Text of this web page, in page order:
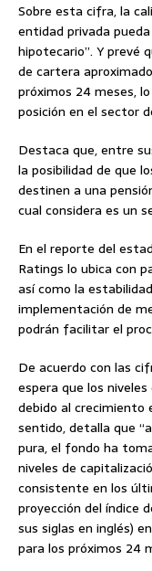
Sobre esta cifra, la
entidad privada
hipotecario”. Y prevé
de cartera
próximos 24 meses,
posición en el sector
Destaca que, entre
la posibilidad de que
destinen a una
cual considera es un
En el reporte del
Ratings lo ubica con
así como la
implementación de
podrán facilitar el
De acuerdo con las
espera que los
debido al crecimiento
sentido, detalla que
pura, el fondo ha
niveles de
consistente en los
proyección del índice
sus siglas en inglés)
para los próximos 24